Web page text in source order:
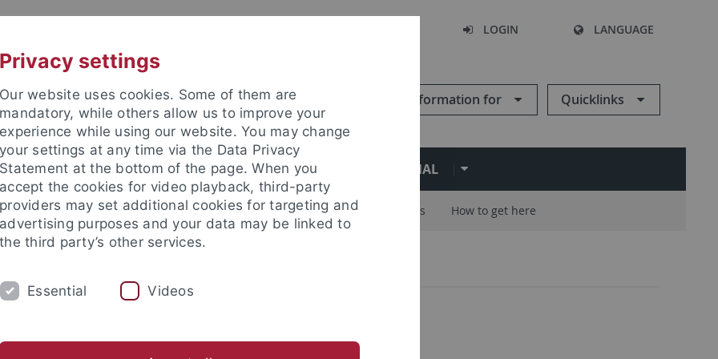
LOGIN LANGUAGE
Information for Quicklinks
RESEARCH FACILITIES INTERNATIONAL
News and publications Life on campus Public engagement Careers How to get here
Privacy settings
Our website uses cookies. Some of them are
mandatory, while others allow us to improve your
experience while using our website. You may change
your settings at any time via the Data Privacy
Statement at the bottom of the page. When you
accept the cookies for video playback, third-party
providers may set additional cookies for targeting and
advertising purposes and your data may be linked to
the third party’s other services.
Essential Videos